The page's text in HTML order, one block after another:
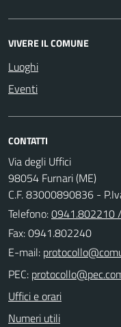
VIVERE IL COMUNE
Luoghi
Eventi
CONTATTI
Via degli Uffici
98054 Furnari (ME)
C.F. 83000890836 -
Telefono:0941.802210
Fax: 0941.802240
E-mail:
PEC:
Uffici e orari
Numeri utili